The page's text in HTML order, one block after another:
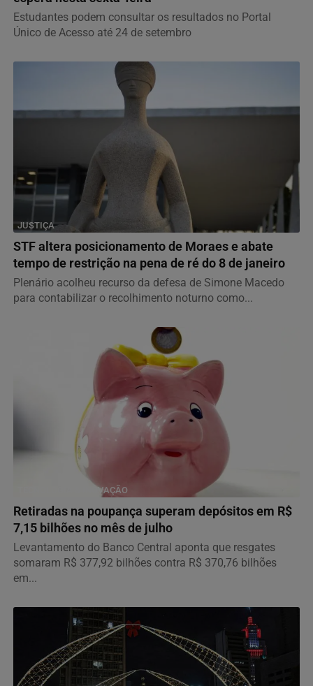
Estudantes podem consultar os resultados no Portal
Único de Acesso até 24 de setembro
JUSTIÇA
STF altera posicionamento de Moraes e abate
tempo de restrição na pena de ré do 8 de janeiro
Plenário acolheu recurso da defesa de Simone Macedo
para contabilizar o recolhimento noturno como...
TECNOLOGIA & INOVAÇÃO
Retiradas na poupança superam depósitos em R$
7,15 bilhões no mês de julho
Levantamento do Banco Central aponta que resgates
somaram R$ 377,92 bilhões contra R$ 370,76 bilhões
em...